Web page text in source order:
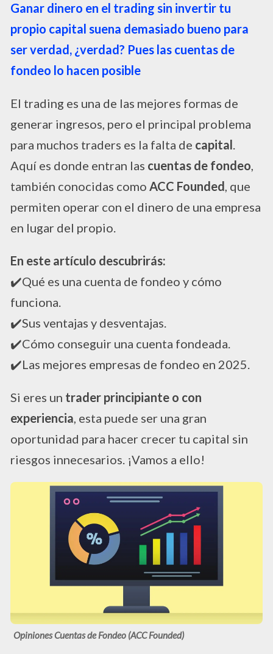
Ganar dinero en el trading sin invertir tu
propio capital suena demasiado bueno para
ser verdad, ¿verdad? Pues las cuentas de
fondeo lo hacen posible
El trading es una de las mejores formas de
generar ingresos, pero el principal problema
para muchos traders es la falta de capital.
Aquí es donde entran las cuentas de fondeo,
también conocidas como ACC Founded, que
permiten operar con el dinero de una empresa
en lugar del propio.
En este artículo descubrirás:
✔️Qué es una cuenta de fondeo y cómo
funciona.
✔️Sus ventajas y desventajas.
✔️Cómo conseguir una cuenta fondeada.
✔️Las mejores empresas de fondeo en 2025.
Si eres un trader principiante o con
experiencia, esta puede ser una gran
oportunidad para hacer crecer tu capital sin
riesgos innecesarios. ¡Vamos a ello!
Opiniones Cuentas de Fondeo (ACC Founded)